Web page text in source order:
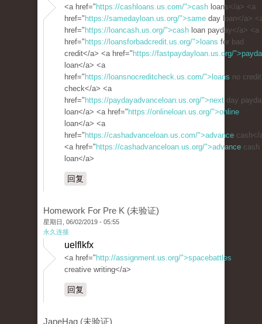
<a href=" https://cashloans.us.com/">cash loans</a> <a
href=" https://samedayloan.us.org/">same day loan</a>
href=" https://loancash.us.org/">cash loan payday</a> <a
href=" https://loansforbadcredit.us.org/">loans for bad
credit</a> <a href=" https://fastpaydayloan.us.org/
loan</a> <a
href=" https://loansnocreditcheck.us.com/">loans no credit
check</a> <a
href=" https://paydayadvanceloan.us.org/">next day
loan</a> <a href=" https://onlineloan.us.org/">online
loan</a> <a
href=" https://cashadvanceloan.us.com/">advance cash</
<a href=" https://cashadvanceloan.us.org/">advance cash
loan</a>
回复
Homework For Pre K (未验证)
星期日, 06/02/2019 - 05:55
永久连接
uelflkfx
<a href=" http://assignment.us.org/">spacebattles
creative writing</a>
回复
JaneHag (未验证)